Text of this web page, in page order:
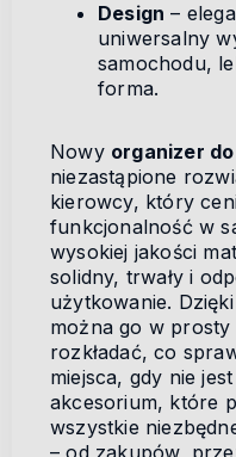
Design –
uniwersalny
samochodu,
forma.
Nowy organizer
niezastąpione
kierowcy, który
funkcjonalność w
wysokiej jakości
solidny, trwały i
użytkowanie.
można go w prosty
rozkładać, co
miejsca, gdy nie
akcesorium, które
wszystkie
– od zakupów,